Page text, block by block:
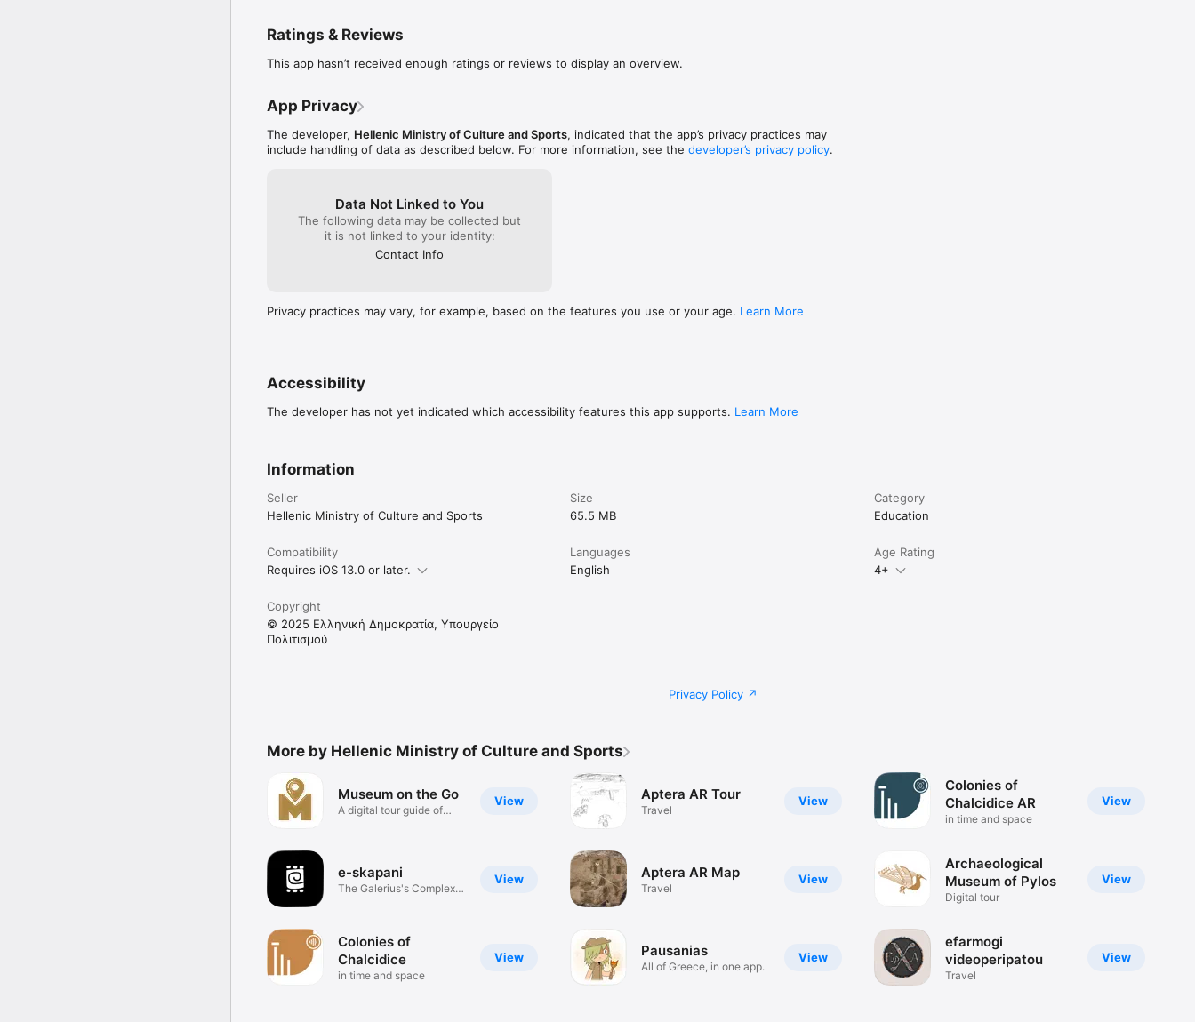
οποίους εντοπίστηκαν τα εκθέματα και να αντλήσετε πληροφορίες σχετικά με αυτούς,
μια συλλογή φωτογραφιών που απεικονίζουν τον κάθε χώρο.
Μπορείτε να δείτε διαδρομές που απευθύνονται σε οικογένειες και παιδιά, αλλά και σε άτομα με
προβλήματα όρασης. Επίσης διατίθενται διαδρομές στοχευμένες σε συγκεκριμένες ιστορικές περιόδους,
αλλά και σε κατηγορίες ευρημάτων.
Πρόσθετες λειτουργίες:
Ratings & Reviews
This app hasn’t received enough ratings or reviews to display an overview.
App Privacy
The developer, Hellenic Ministry of Culture and Sports, indicated that the app’s privacy practices may
include handling of data as described below. For more information, see the developer’s privacy policy.
Data Not Linked to You
The following data may be collected but
it is not linked to your identity:
Contact Info
Privacy practices may vary, for example, based on the features you use or your age. Learn More
Accessibility
The developer has not yet indicated which accessibility features this app supports. Learn More
Information
Seller
Hellenic Ministry of Culture and Sports
Size
65.5 MB
Category
Education
Compatibility
Requires iOS 13.0 or later.
Languages
English
Age Rating
4+
Copyright
© 2025 Ελληνική Δημοκρατία, Υπουργείο
Πολιτισμού
Privacy Policy
More by Hellenic Ministry of Culture and Sports
View
Museum on the Go
A digital tour guide of
View
e-skapani
The Galerius's Complex
View
Colonies of
Chalcidice
in time and space
View
Aptera AR Tour
Travel
View
Aptera AR Map
Travel
View
Pausanias
All of Greece, in one app.
View
Colonies of
Chalcidice AR
in time and space
View
Archaeological
Museum of Pylos
Digital tour
View
efarmogi
videoperipatou
Travel